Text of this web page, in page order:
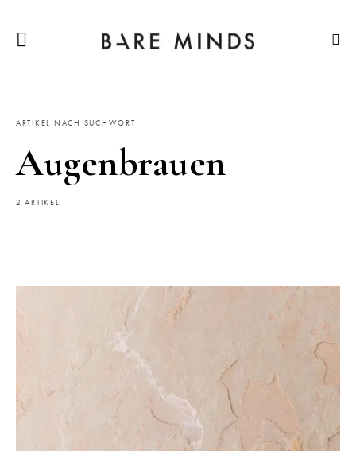
ARTIKEL NACH SUCHWORT
Augenbrauen
2 ARTIKEL